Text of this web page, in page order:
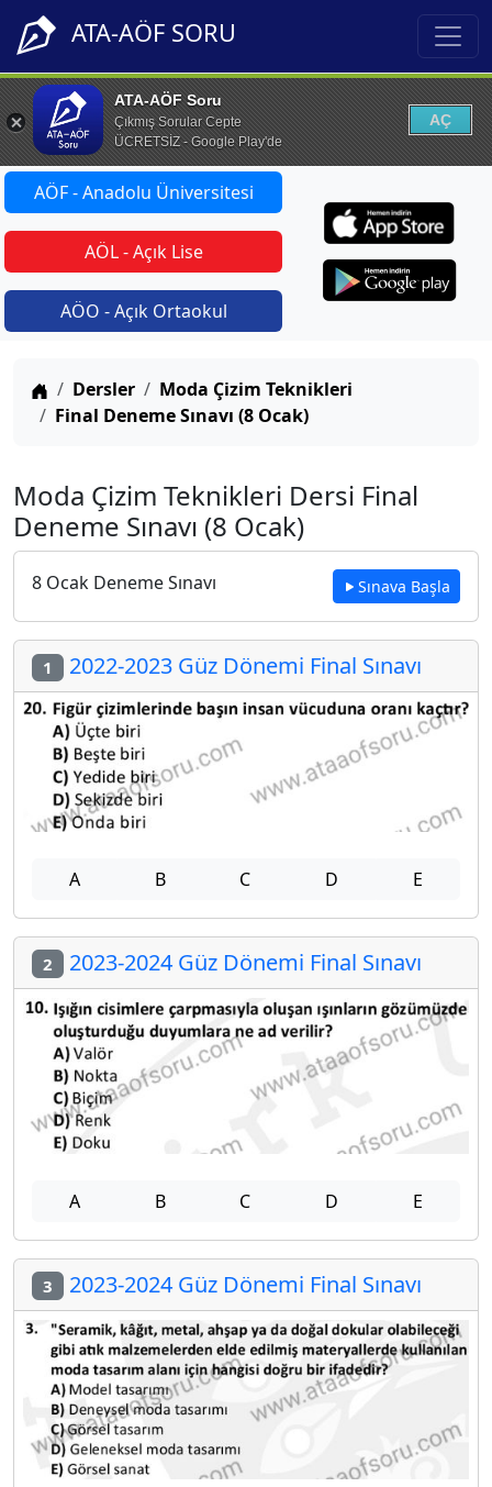
ATA-AÖF SORU
ATA-AÖF Soru
Çıkmış Sorular Cepte
ÜCRETSİZ - Google Play'de
AÇ
AÖF - Anadolu Üniversitesi
AÖL - Açık Lise
AÖO - Açık Ortaokul
Anasayfa
Dersler
Moda Çizim Teknikleri
Final Deneme Sınavı (8 Ocak)
Moda Çizim Teknikleri Dersi Final
Deneme Sınavı (8 Ocak)
8 Ocak Deneme Sınavı Sınava Başla
1 2022-2023 Güz Dönemi Final Sınavı
A B C D E
2 2023-2024 Güz Dönemi Final Sınavı
A B C D E
3 2023-2024 Güz Dönemi Final Sınavı